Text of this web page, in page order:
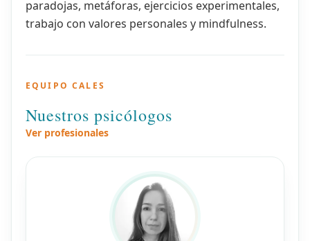
paradojas, metáforas, ejercicios experimentales,
trabajo con valores personales y mindfulness.
EQUIPO CALES
Nuestros psicólogos
Ver profesionales